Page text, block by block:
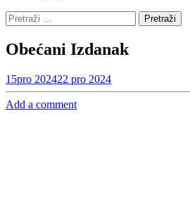
Pretraži:
Obećani Izdanak
15pro 202422 pro 2024
Add a comment